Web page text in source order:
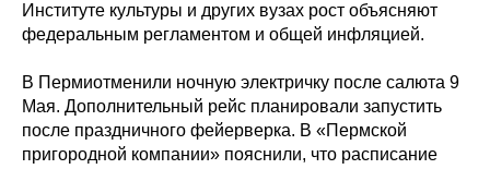
Институте культуры и других вузах рост объясняют
федеральным регламентом и общей инфляцией.
В Пермиотменили ночную электричку после салюта 9
Мая. Дополнительный рейс планировали запустить
после праздничного фейерверка. В «Пермской
пригородной компании» пояснили, что расписание